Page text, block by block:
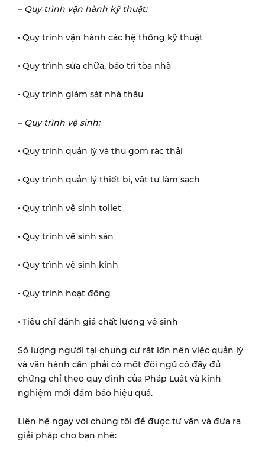
– Quy trình vận hành kỹ thuật:
• Quy trình vận hành các hệ thống kỹ thuật
• Quy trình sửa chữa, bảo trì tòa nhà
• Quy trình giám sát nhà thầu
– Quy trình vệ sinh:
• Quy trình quản lý và thu gom rác thải
• Quy trình quản lý thiết bị, vật tư làm sạch
• Quy trình vệ sinh toilet
• Quy trình vệ sinh sàn
• Quy trình vệ sinh kính
• Quy trình hoạt động
• Tiêu chí đánh giá chất lượng vệ sinh
Số lượng người tại chung cư rất lớn nên việc quản lý
và vận hành cần phải có một đội ngũ có đầy đủ
chứng chỉ theo quy định của Pháp Luật và kinh
nghiệm mới đảm bảo hiệu quả.
Liên hệ ngay với chúng tôi để được tư vấn và đưa ra
giải pháp cho bạn nhé: